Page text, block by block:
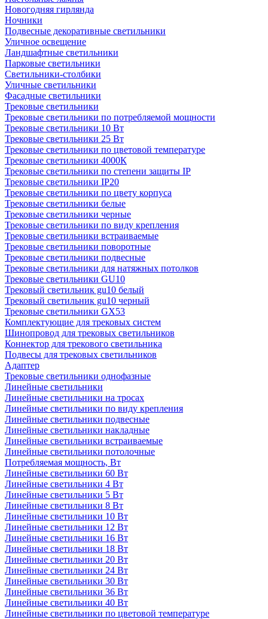
Новогодняя гирлянда
Ночники
Подвесные декоративные светильники
Уличное освещение
Ландшафтные светильники
Парковые светильники
Светильники-столбики
Уличные светильники
Фасадные светильники
Трековые светильники
Трековые светильники по потребляемой мощности
Трековые светильники 10 Вт
Трековые светильники 25 Вт
Трековые светильники по цветовой температуре
Трековые светильники 4000К
Трековые светильники по степени защиты IP
Трековые светильники IP20
Трековые светильники по цвету корпуса
Трековые светильники белые
Трековые светильники черные
Трековые светильники по виду крепления
Трековые светильники встраиваемые
Трековые светильники поворотные
Трековые светильники подвесные
Трековые светильники для натяжных потолков
Трековые светильники GU10
Трековый светильник gu10 белый
Трековый светильник gu10 черный
Трековые светильники GX53
Комплектующие для трековых систем
Шинопровод для трековых светильников
Коннектор для трекового светильника
Подвесы для трековых светильников
Адаптер
Трековые светильники однофазные
Линейные светильники
Линейные светильники на тросах
Линейные светильники по виду крепления
Линейные светильники подвесные
Линейные светильники накладные
Линейные светильники встраиваемые
Линейные светильники потолочные
Потребляемая мощность, Вт
Линейные светильники 60 Вт
Линейные светильники 4 Вт
Линейные светильники 5 Вт
Линейные светильники 8 Вт
Линейные светильники 10 Вт
Линейные светильники 12 Вт
Линейные светильники 16 Вт
Линейные светильники 18 Вт
Линейные светильники 20 Вт
Линейные светильники 24 Вт
Линейные светильники 30 Вт
Линейные светильники 36 Вт
Линейные светильники 40 Вт
Линейные светильники по цветовой температуре